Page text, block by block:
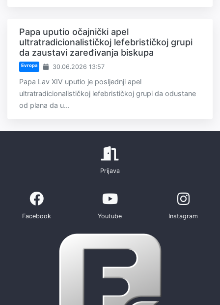
Papa uputio očajnički apel
ultratradicionalističkoj lefebrističkoj grupi
da zaustavi zaređivanja biskupa
Evropa 30.06.2026 13:57
Papa Lav XIV uputio je posljednji apel
ultratradicionalističkoj lefebrističkoj grupi da odustane
od plana da u...
Prijava
Facebook Youtube Instagram